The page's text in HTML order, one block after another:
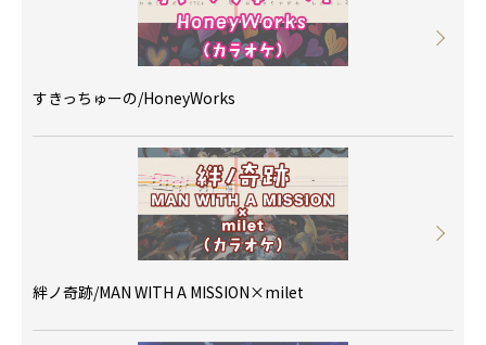
すきっちゅーの/HoneyWorks
絆ノ奇跡/MAN WITH A MISSION×milet